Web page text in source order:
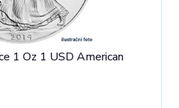
1 Oz 1 USD American